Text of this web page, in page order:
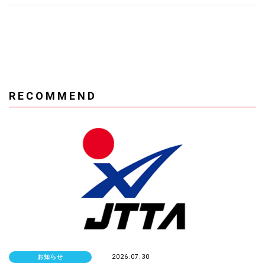
RECOMMEND
お知らせ 2026.07.30